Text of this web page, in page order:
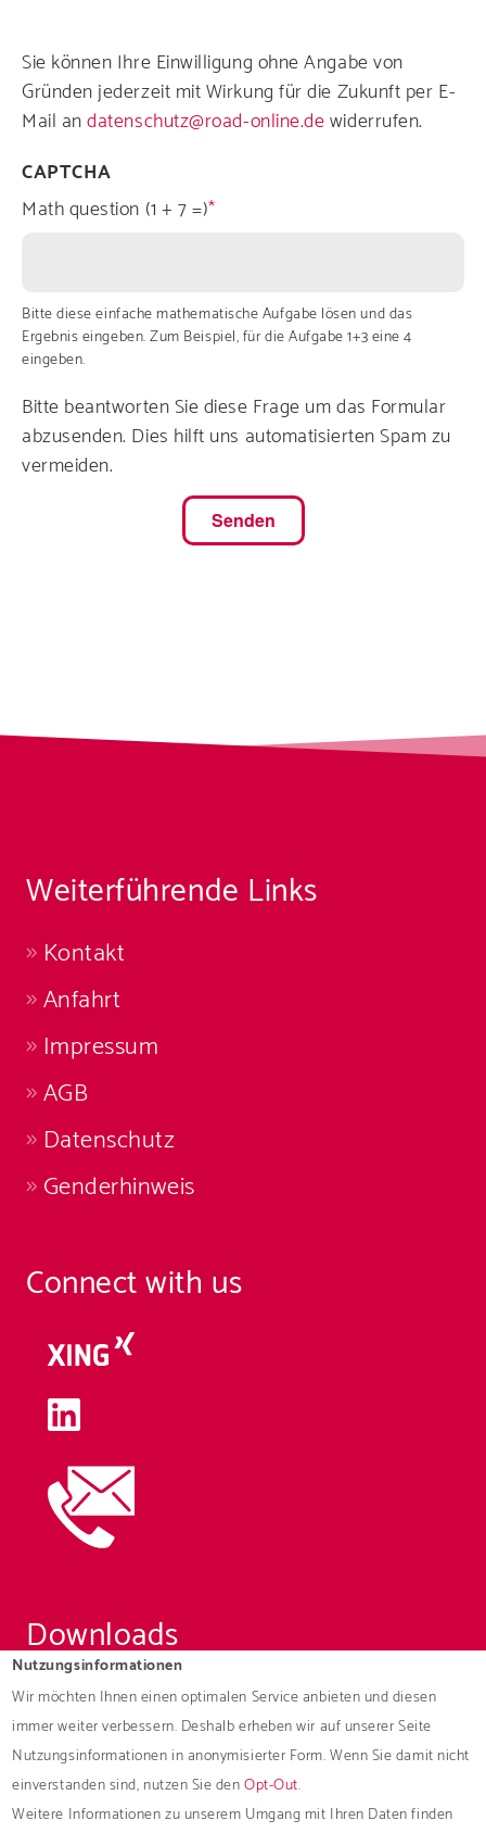
Nutzungsinformationen
Wir möchten Ihnen einen optimalen Service anbieten und diesen
immer weiter verbessern. Deshalb erheben wir auf unserer Seite
Nutzungsinformationen in anonymisierter Form. Wenn Sie damit nicht
einverstanden sind, nutzen Sie denOpt-Out.
Weitere Informationen zu unserem Umgang mit Ihren Daten finden
Sie können Ihre Einwilligung ohne Angabe von
Gründen jederzeit mit Wirkung für die Zukunft per E-
Mail andatenschutz@road-online.dewiderrufen.
CAPTCHA
Math question (1 + 7 =)
Bitte diese einfache mathematische Aufgabe lösen und das
Ergebnis eingeben. Zum Beispiel, für die Aufgabe 1+3 eine 4
eingeben.
Bitte beantworten Sie diese Frage um das Formular
abzusenden. Dies hilft uns automatisierten Spam zu
vermeiden.
Weiterführende Links
Kontakt
Anfahrt
Impressum
AGB
Datenschutz
Genderhinweis
Connect with us
Downloads
Broschüren
© 2026 ROAD Deutschland GmbH
Steinäcker 2 | D-75015 Bretten-Gölshausen | Telefon
+49 (0) 7252 535 69-0 | Telefax +49 (0) 7252 535 69-99